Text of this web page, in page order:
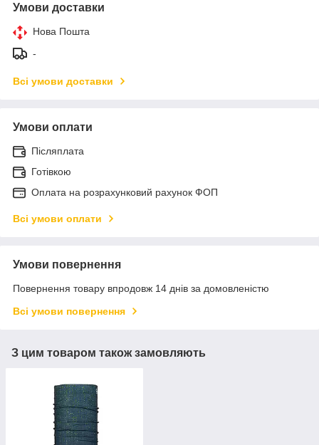
Умови доставки
Нова Пошта
-
Всі умови доставки
Умови оплати
Післяплата
Готівкою
Оплата на розрахунковий рахунок ФОП
Всі умови оплати
Умови повернення
Повернення товару впродовж 14 днів за домовленістю
Всі умови повернення
З цим товаром також замовляють